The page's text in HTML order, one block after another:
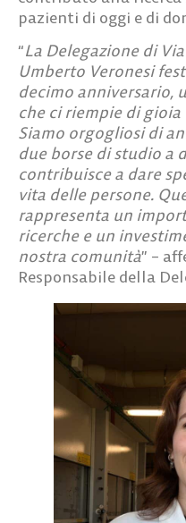
pazienti di oggi e di
“La Delegazione di
Umberto Veronesi
decimo anniversario,
che ci riempie di
Siamo orgogliosi di
due borse di studio a
contribuisce a dare
vita delle persone.
rappresenta un
ricerche e un
nostra comunità” –
Responsabile della